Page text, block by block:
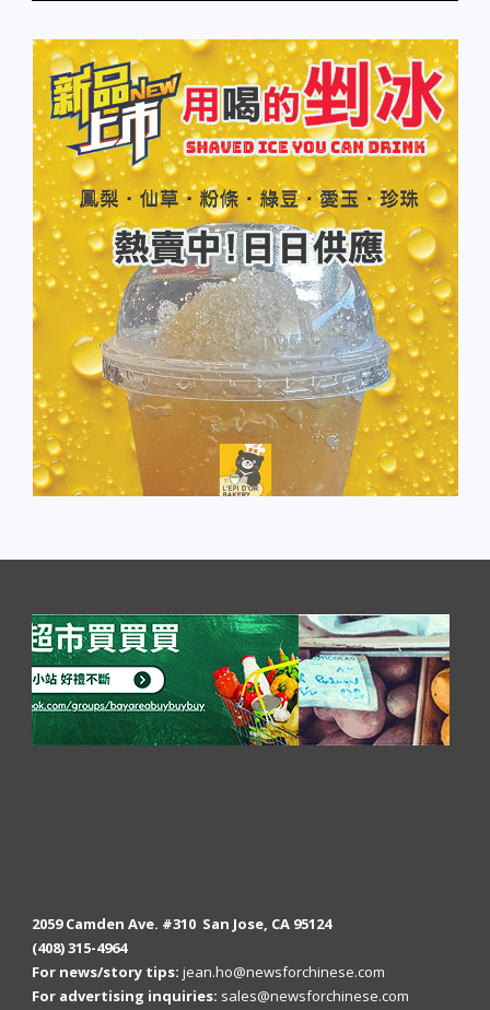
2059 Camden Ave. #310 San Jose, CA 95124
(408) 315-4964
For news/story tips: jean.ho@newsforchinese.com
For advertising inquiries: sales@newsforchinese.com